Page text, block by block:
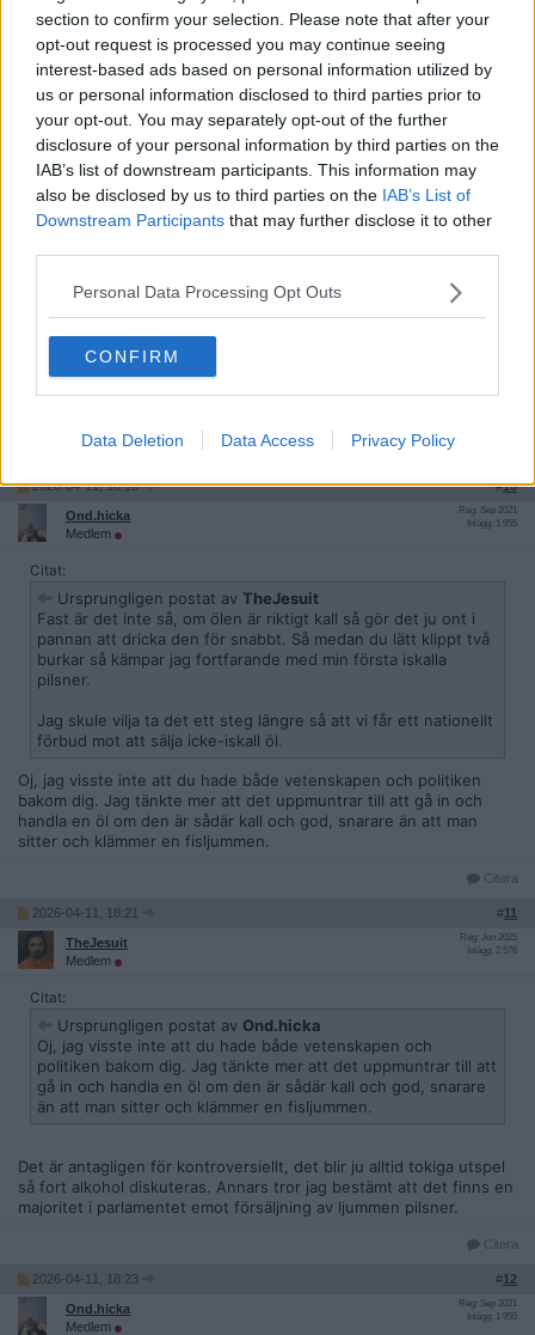
section to confirm your selection. Please note that after your
opt-out request is processed you may continue seeing
interest-based ads based on personal information utilized by
us or personal information disclosed to third parties prior to
your opt-out. You may separately opt-out of the further
disclosure of your personal information by third parties on the
IAB’s list of downstream participants. This information may
also be disclosed by us to third parties on the IAB’s List of
Downstream Participants that may further disclose it to other
Personal Data Processing Opt Outs
CONFIRM
Data Deletion Data Access Privacy Policy
Riktigt så är det ju inte, men i teorin hade det kunnat vara så.
Bravo.
Citera
2026-04-11, 18:13
TheJesuit
Medlem
Inlägg: 2 576
Ursprungligen postat av
Ond.hicka
Riktigt så är det ju inte, men i teorin hade det kunnat vara så.
Bravo.
att dricka den för snabbt. Så medan du lätt klippt två burkar så
kämpar jag fortfarande med min första iskalla pilsner.
Jag skule vilja ta det ett steg längre så att vi får ett nationellt
2026-04-11, 18:18 #10
Ond.hicka
Medlem
Reg: Sep 2021
Inlägg: 1 955
Citat:
Ursprungligen postat av TheJesuit
Fast är det inte så, om ölen är riktigt kall så gör det ju ont i
pannan att dricka den för snabbt. Så medan du lätt klippt två
burkar så kämpar jag fortfarande med min första iskalla
pilsner.
Jag skule vilja ta det ett steg längre så att vi får ett nationellt
förbud mot att sälja icke-iskall öl.
Oj, jag visste inte att du hade både vetenskapen och politiken
bakom dig. Jag tänkte mer att det uppmuntrar till att gå in och
handla en öl om den är sådär kall och god, snarare än att man
sitter och klämmer en fisljummen.
Citera
2026-04-11, 18:21 #11
TheJesuit
Medlem
Reg: Jun 2025
Inlägg: 2 576
Citat:
Ursprungligen postat av Ond.hicka
Oj, jag visste inte att du hade både vetenskapen och
politiken bakom dig. Jag tänkte mer att det uppmuntrar till att
gå in och handla en öl om den är sådär kall och god, snarare
än att man sitter och klämmer en fisljummen.
Det är antagligen för kontroversiellt, det blir ju alltid tokiga utspel
så fort alkohol diskuteras. Annars tror jag bestämt att det finns en
majoritet i parlamentet emot försäljning av ljummen pilsner.
Citera
2026-04-11, 18:23 #12
Ond.hicka
Medlem
Reg: Sep 2021
Inlägg: 1 955